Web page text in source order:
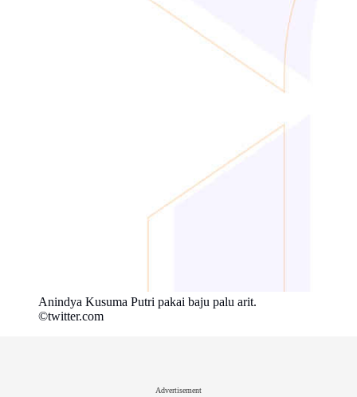
Anindya Kusuma Putri pakai baju palu arit.
©twitter.com
Advertisement